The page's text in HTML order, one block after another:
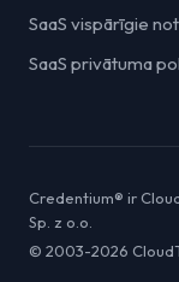
SaaS vispārīgie
SaaS privātuma
Credentium® ir
Sp. z o.o.
© 2003-2026